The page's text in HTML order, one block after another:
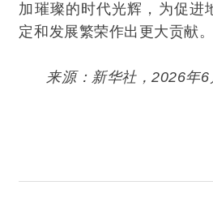
加璀璨的时代光辉，为促进
定和发展繁荣作出更大贡献。
来源：新华社，2026年6